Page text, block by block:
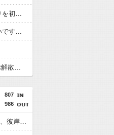
【ドラゴンボール】カカロット、唐突に独身煽りを初めてしまう…
罪木蜜柑「えへへ…俺さんのお役に立てて嬉しいですぅ…」←絶対結婚する
『バンドリ！ ゆめ∞みた』8話感想 みゅーたいぷ解散の危機！？
807
986
【彼岸島48日後…】491話感想 現彼岸島のボス、彼岸王子が登場！